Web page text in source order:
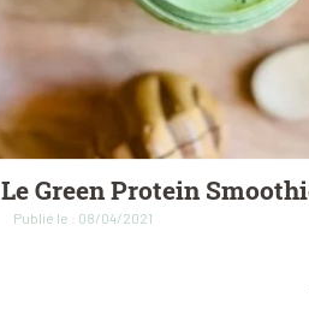
Le Green Protein
Publié le : 08/04/2021